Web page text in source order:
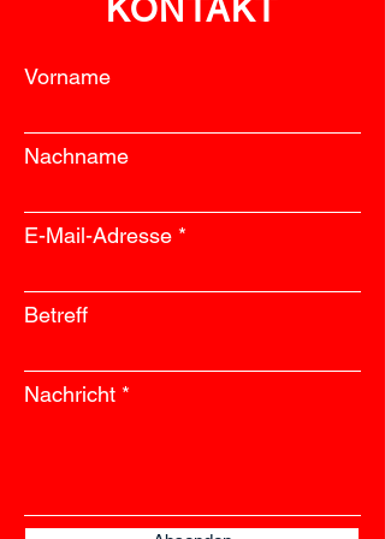
KONTAKT
Vorname
Nachname
E-Mail-Adresse
Betreff
Nachricht